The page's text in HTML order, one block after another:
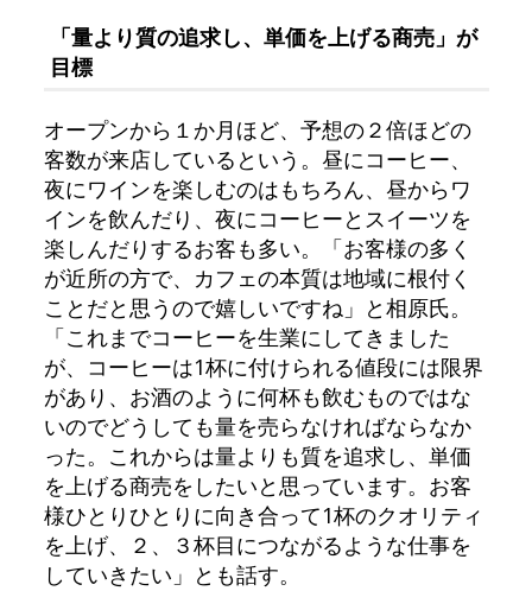
「量より質の追求し、単価を上げる商売」が
目標
オープンから１か月ほど、予想の２倍ほどの
客数が来店しているという。昼にコーヒー、
夜にワインを楽しむのはもちろん、昼からワ
インを飲んだり、夜にコーヒーとスイーツを
楽しんだりするお客も多い。「お客様の多く
が近所の方で、カフェの本質は地域に根付く
ことだと思うので嬉しいですね」と相原氏。
「これまでコーヒーを生業にしてきました
が、コーヒーは1杯に付けられる値段には限界
があり、お酒のように何杯も飲むものではな
いのでどうしても量を売らなければならなか
った。これからは量よりも質を追求し、単価
を上げる商売をしたいと思っています。お客
様ひとりひとりに向き合って1杯のクオリティ
を上げ、２、３杯目につながるような仕事を
していきたい」とも話す。